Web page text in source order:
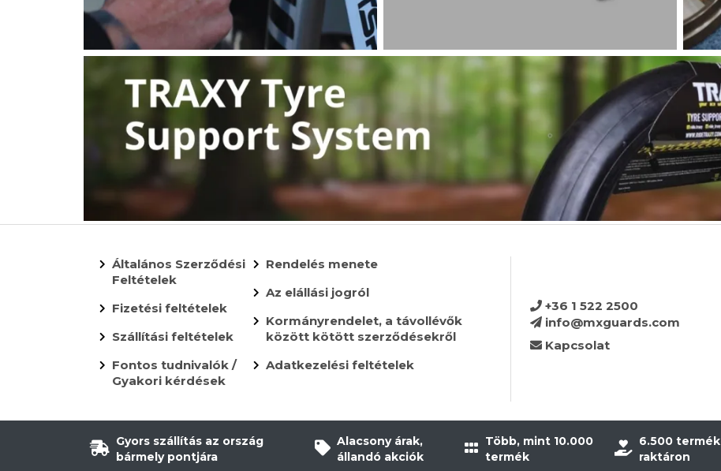
Általános Szerződési
Feltételek
Fizetési feltételek
Szállítási feltételek
Fontos tudnivalók /
Gyakori kérdések
Rendelés menete
Az elállási jogról
Kormányrendelet, a távollévők
között kötött szerződésekről
Adatkezelési feltételek
+36 1 522 2500
info@mxguards.com
Kapcsolat
Gyors szállítás az ország
bármely pontjára
Alacsony árak,
állandó akciók
Több, mint 10.000
termék
6.500 termék
raktáron